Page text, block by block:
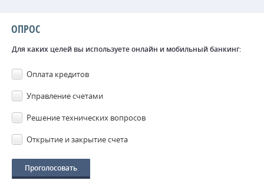
ОПРОС
Для каких целей вы используете онлайн и мобильный банкинг:
Оплата кредитов
Управление счетами
Решение технических вопросов
Открытие и закрытие счета